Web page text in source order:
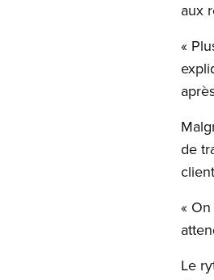
aux
«
de
«
Le